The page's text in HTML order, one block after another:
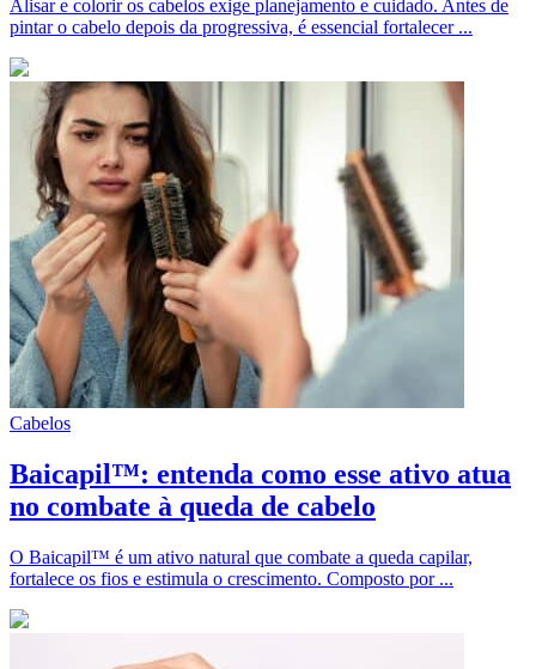
Alisar e colorir os cabelos exige planejamento e cuidado. Antes de
pintar o cabelo depois da progressiva, é essencial fortalecer ...
Cabelos
Baicapil™: entenda como esse ativo atua
no combate à queda de cabelo
O Baicapil™ é um ativo natural que combate a queda capilar,
fortalece os fios e estimula o crescimento. Composto por ...